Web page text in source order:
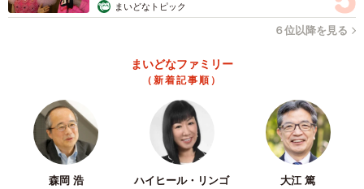
〈1977年→2018年〉ご両親の今昔写真／淡路康晴さん（@awajii）提供
まいどなトピック
６位以降を見る
まいどなファミリー
（新着記事順）
森岡 浩 ハイヒール・リンゴ 大江 篤